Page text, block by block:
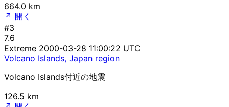
664.0 km
開く
#3
7.6
Extreme 2000-03-28 11:00:22 UTC
Volcano Islands, Japan region
Volcano Islands付近の地震
126.5 km